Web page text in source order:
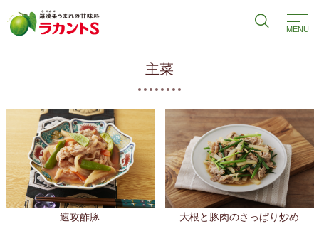
MENU
主菜
速攻酢豚 大根と豚肉のさっぱり炒め